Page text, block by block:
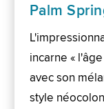
Palm
incarne «
avec son
style